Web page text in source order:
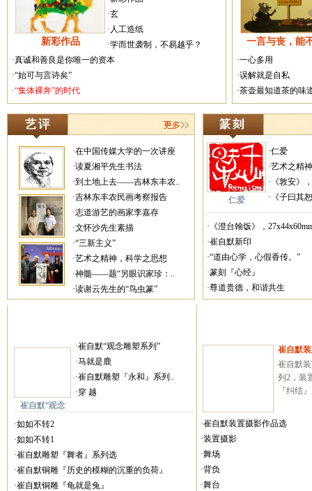
新彩作品
·玄
·人工造纸
·学而世袭制，不易越乎？
·真诚和善良是你唯一的资本
·“始可与言诗矣”
·“集体裸奔”的时代
一言与丧，能
·一心多用
·误解就是自私
·茶壶最知道茶的
·在中国传媒大学的一次讲座
·读夏湘平先生书法
·到土地上去——吉林东丰农..
·吉林东丰农民画考察报告
·志道游艺的画家李嘉存
·文怀沙先生素描
·“三新主义”
·艺术之精神，科学之思想
·神髓——题“另眼识家珍：..
·读谢云先生的“鸟虫篆”
仁爱
·仁爱
·艺术之精
·《敦安》
·《子曰其
·《澄台翰饭》，
·崔自默新印
·“道由心学，心假香传。”
·篆刻『心经』
·尊道贵德，和谐共生
崔自默“观念
·崔自默“观念雕塑系列”
·马就是鹿
·崔自默雕塑『永和』系列..
·穿 越
·如如不转2
·如如不转1
·崔自默雕塑『舞者』系列选
·崔自默铜雕『历史的模糊的沉重的负荷』
·崔自默铜雕『龟就是兔』
崔自默
崔自默
列2，装
『纠结
·崔自默装置摄影作品选
·装置摄影
·舞场
·背负
·舞台